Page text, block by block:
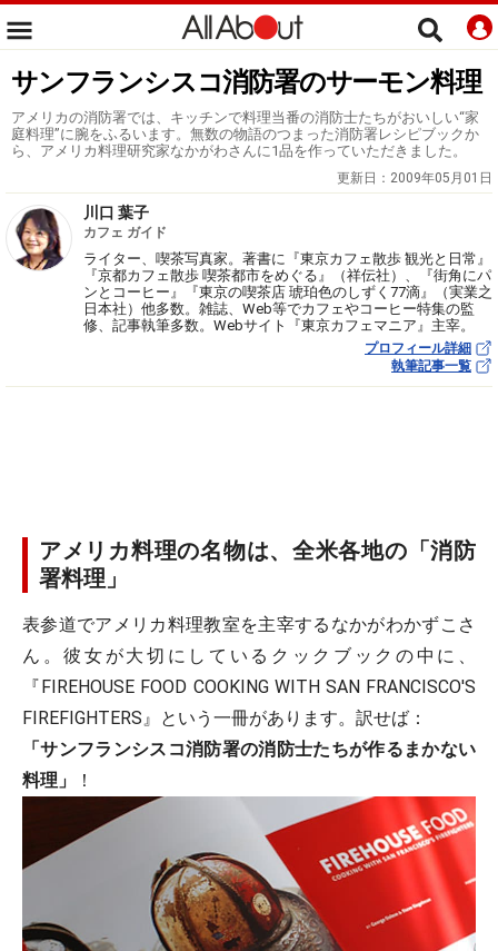
サンフランシスコ消防署のサーモン料理
アメリカの消防署では、キッチンで料理当番の消防士たちがおいしい“家
庭料理”に腕をふるいます。無数の物語のつまった消防署レシピブックか
ら、アメリカ料理研究家なかがわさんに1品を作っていただきました。
更新日： 2009年05月01日
川口 葉子
カフェ ガイド
ライター、喫茶写真家。著書に『東京カフェ散歩 観光と日常』
『京都カフェ散歩 喫茶都市をめぐる』（祥伝社）、『街角にパ
ンとコーヒー』『東京の喫茶店 琥珀色のしずく77滴』（実業之
日本社）他多数。雑誌、Web等でカフェやコーヒー特集の監
修、記事執筆多数。Webサイト『東京カフェマニア』主宰。
プロフィール詳細
執筆記事一覧
アメリカ料理の名物は、全米各地の「消防
署料理」
表参道でアメリカ料理教室を主宰するなかがわかずこさ
ん。彼女が大切にしているクックブックの中に、
『FIREHOUSE FOOD COOKING WITH SAN FRANCISCO'S
FIREFIGHTERS』という一冊があります。訳せば：
「サンフランシスコ消防署の消防士たちが作るまかない
料理」
！